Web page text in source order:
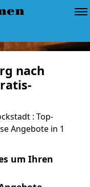
nach
: Top-
Angebote in 1
um Ihren